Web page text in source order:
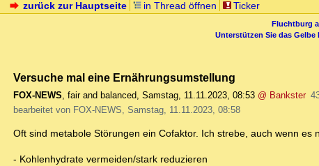
zurück zur Hauptseite
in Thread öffnen Ticker
Fluchtburg
Unterstützen Sie das Gelbe
Versuche mal eine Ernährungsumstellung
FOX-NEWS, fair and balanced, Samstag, 11.11.2023, 08:53 @ Bankster
bearbeitet von FOX-NEWS, Samstag, 11.11.2023, 08:58
Oft sind metabole Störungen ein Cofaktor. Ich strebe, auch wenn es
- Kohlenhydrate vermeiden/stark reduzieren